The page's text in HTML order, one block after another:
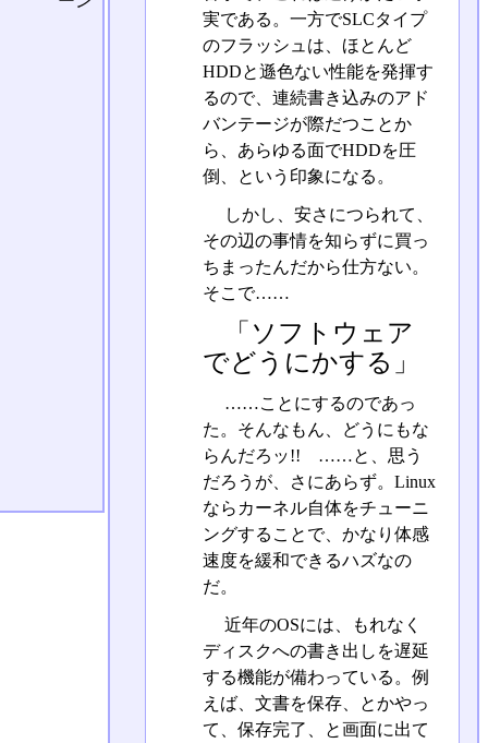
実である。一方でSLCタイプ
のフラッシュは、ほとんど
HDDと遜色ない性能を発揮す
るので、連続書き込みのアド
バンテージが際だつことか
ら、あらゆる面でHDDを圧
倒、という印象になる。
しかし、安さにつられて、
その辺の事情を知らずに買っ
ちまったんだから仕方ない。
そこで……
「ソフトウェア
でどうにかする」
……ことにするのであっ
た。そんなもん、どうにもな
らんだろッ!! ……と、思う
だろうが、さにあらず。Linux
ならカーネル自体をチューニ
ングすることで、かなり体感
速度を緩和できるハズなの
だ。
近年のOSには、もれなく
ディスクへの書き出しを遅延
する機能が備わっている。例
えば、文書を保存、とかやっ
て、保存完了、と画面に出て